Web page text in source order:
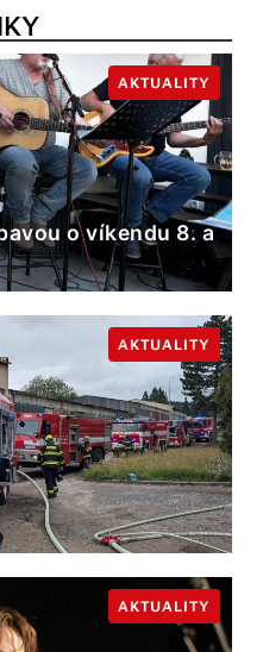
o víkendu 8. a
AKTUALITY
AKTUALITY
AKTUALITY